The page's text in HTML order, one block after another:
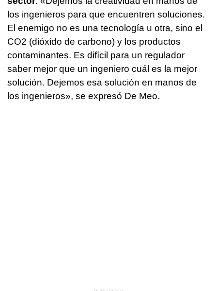
los ingenieros para que encuentren soluciones.
El enemigo no es una tecnología u otra, sino el
CO2 (dióxido de carbono) y los productos
contaminantes. Es difícil para un regulador
saber mejor que un ingeniero cuál es la mejor
solución. Dejemos esa solución en manos de
los ingenieros», se expresó De Meo.